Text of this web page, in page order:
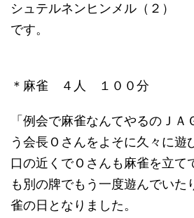
シュテルネンヒンメル（２）
です。
＊麻雀 ４人 １００分
「例会で麻雀なんてやるのＪ
う会長Ｏさんをよそに久々に遊
口の近くでＯさんも麻雀を立て
も別の牌でもう一度遊んでいた
雀の日となりました。